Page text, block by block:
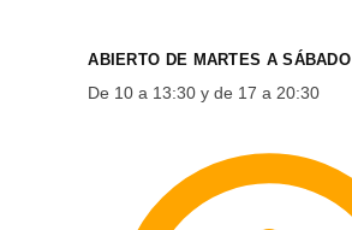
ABIERTO DE MARTES A SÁBADO
De 10 a 13:30 y de 17 a 20:30